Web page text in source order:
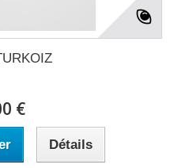
€
Détails